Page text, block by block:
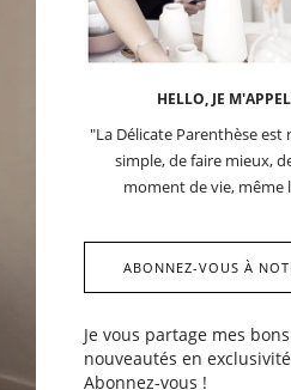
HELLO, JE
"La Délicate Parenthèse est
simple, de faire mieux,
moment de vie, même
ABONNEZ-VOUS À
Je vous partage mes
nouveautés en
Abonnez-vous !